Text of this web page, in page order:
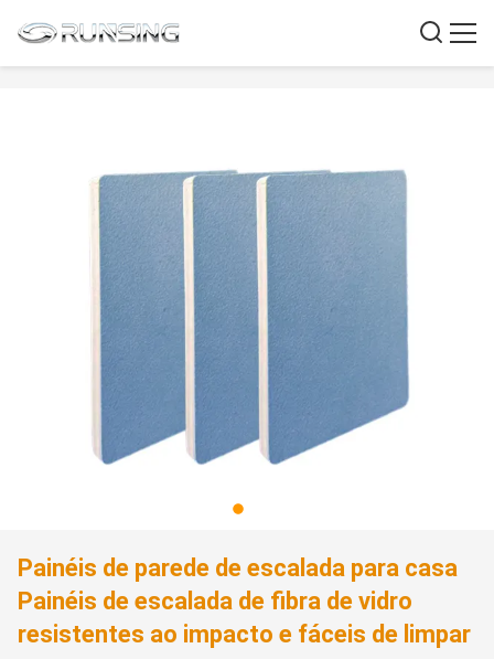
Painéis de parede de escalada para casa
Painéis de escalada de fibra de vidro
resistentes ao impacto e fáceis de limpar